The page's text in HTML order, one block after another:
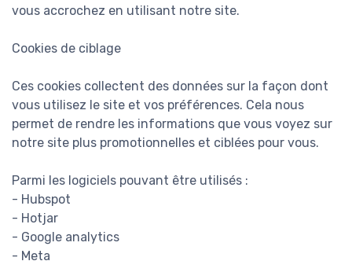
vous accrochez en utilisant notre site.
Cookies de ciblage
Ces cookies collectent des données sur la façon dont
vous utilisez le site et vos préférences. Cela nous
permet de rendre les informations que vous voyez sur
notre site plus promotionnelles et ciblées pour vous.
Parmi les logiciels pouvant être utilisés :
- Hubspot
- Hotjar
- Google analytics
- Meta